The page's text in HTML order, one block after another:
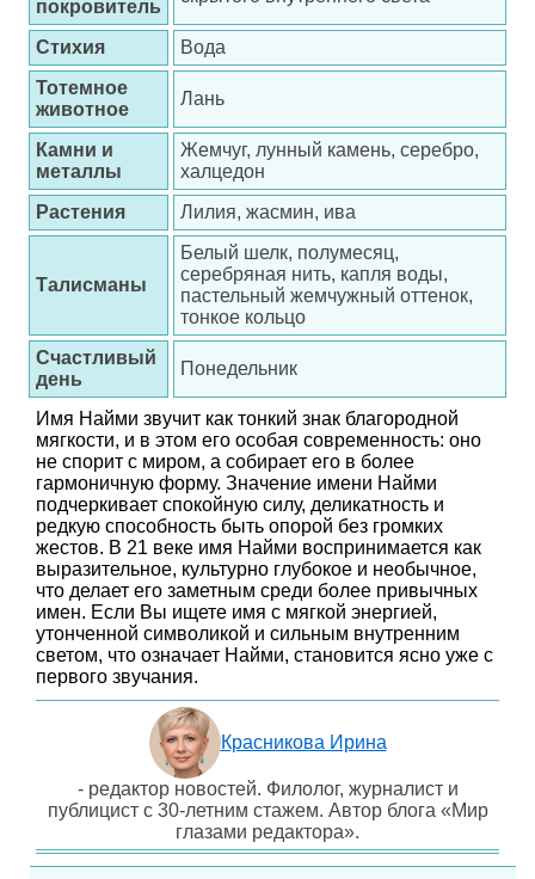
покровитель
Стихия
Вода
Тотемное
животное
Лань
Камни и
металлы
Жемчуг, лунный камень, серебро,
халцедон
Растения
Лилия, жасмин, ива
Талисманы
Белый шелк, полумесяц,
серебряная нить, капля воды,
пастельный жемчужный оттенок,
тонкое кольцо
Счастливый
день
Понедельник
Имя Найми звучит как тонкий знак благородной
мягкости, и в этом его особая современность: оно
не спорит с миром, а собирает его в более
гармоничную форму. Значение имени Найми
подчеркивает спокойную силу, деликатность и
редкую способность быть опорой без громких
жестов. В 21 веке имя Найми воспринимается как
выразительное, культурно глубокое и необычное,
что делает его заметным среди более привычных
имен. Если Вы ищете имя с мягкой энергией,
утонченной символикой и сильным внутренним
светом, что означает Найми, становится ясно уже с
первого звучания.
Красникова Ирина
- редактор новостей. Филолог, журналист и
публицист с 30-летним стажем. Автор блога «Мир
глазами редактора».